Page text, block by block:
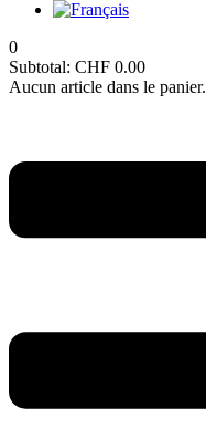
0
Subtotal: CHF 0.00
Aucun article dans le panier.